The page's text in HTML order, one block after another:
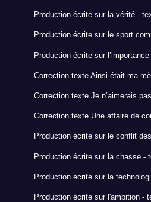
Production écrite sur la vérité -
Production écrite sur le sport
Production écrite sur l’importance
Correction texte Ainsi était ma
Correction texte Je n’aimerais
Correction texte Une affaire de
Production écrite sur le conflit
Production écrite sur la chasse -
Production écrite sur la
Production écrite sur l'ambition -